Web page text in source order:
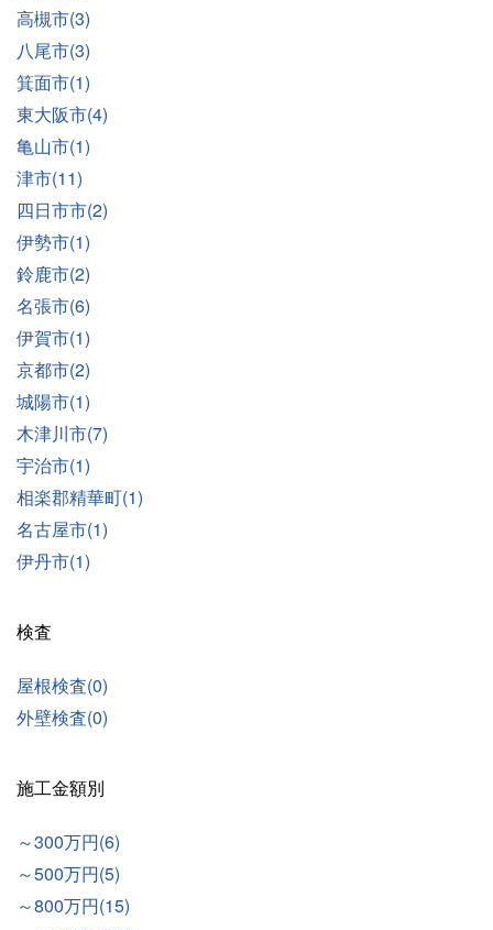
高槻市(3)
八尾市(3)
箕面市(1)
東大阪市(4)
亀山市(1)
津市(11)
四日市市(2)
伊勢市(1)
鈴鹿市(2)
名張市(6)
伊賀市(1)
京都市(2)
城陽市(1)
木津川市(7)
宇治市(1)
相楽郡精華町(1)
名古屋市(1)
伊丹市(1)
検査
屋根検査(0)
外壁検査(0)
施工金額別
～300万円(6)
～500万円(5)
～800万円(15)